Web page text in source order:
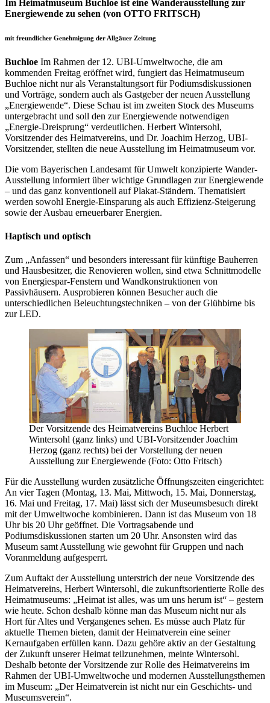
Im Heimatmuseum Buchloe ist eine Wanderausstellung zur
Energiewende zu sehen (von OTTO FRITSCH)
mit freundlicher Genehmigung der Allgäuer Zeitung
Buchloe Im Rahmen der 12. UBI-Umweltwoche, die am
kommenden Freitag eröffnet wird, fungiert das Heimatmuseum
Buchloe nicht nur als Veranstaltungsort für Podiumsdiskussionen
und Vorträge, sondern auch als Gastgeber der neuen Ausstellung
„Energiewende“. Diese Schau ist im zweiten Stock des Museums
untergebracht und soll den zur Energiewende notwendigen
„Energie-Dreisprung“ verdeutlichen. Herbert Wintersohl,
Vorsitzender des Heimatvereins, und Dr. Joachim Herzog, UBI-
Vorsitzender, stellten die neue Ausstellung im Heimatmuseum vor.
Die vom Bayerischen Landesamt für Umwelt konzipierte Wander-
Ausstellung informiert über wichtige Grundlagen zur Energiewende
– und das ganz konventionell auf Plakat-Ständern. Thematisiert
werden sowohl Energie-Einsparung als auch Effizienz-Steigerung
sowie der Ausbau erneuerbarer Energien.
Haptisch und optisch
Zum „Anfassen“ und besonders interessant für künftige Bauherren
und Hausbesitzer, die Renovieren wollen, sind etwa Schnittmodelle
von Energiespar-Fenstern und Wandkonstruktionen von
Passivhäusern. Ausprobieren können Besucher auch die
unterschiedlichen Beleuchtungstechniken – von der Glühbirne bis
zur LED.
Der Vorsitzende des Heimatvereins Buchloe Herbert
Wintersohl (ganz links) und UBI-Vorsitzender Joachim
Herzog (ganz rechts) bei der Vorstellung der neuen
Ausstellung zur Energiewende (Foto: Otto Fritsch)
Für die Ausstellung wurden zusätzliche Öffnungszeiten eingerichtet:
An vier Tagen (Montag, 13. Mai, Mittwoch, 15. Mai, Donnerstag,
16. Mai und Freitag, 17. Mai) lässt sich der Museumsbesuch direkt
mit der Umweltwoche kombinieren. Dann ist das Museum von 18
Uhr bis 20 Uhr geöffnet. Die Vortragsabende und
Podiumsdiskussionen starten um 20 Uhr. Ansonsten wird das
Museum samt Ausstellung wie gewohnt für Gruppen und nach
Voranmeldung aufgesperrt.
Zum Auftakt der Ausstellung unterstrich der neue Vorsitzende des
Heimatvereins, Herbert Wintersohl, die zukunftsorientierte Rolle des
Heimatmuseums: „Heimat ist alles, was um uns herum ist“ – gestern
wie heute. Schon deshalb könne man das Museum nicht nur als
Hort für Altes und Vergangenes sehen. Es müsse auch Platz für
aktuelle Themen bieten, damit der Heimatverein eine seiner
Kernaufgaben erfüllen kann. Dazu gehöre aktiv an der Gestaltung
der Zukunft unserer Heimat teilzunehmen, meinte Wintersohl.
Deshalb betonte der Vorsitzende zur Rolle des Heimatvereins im
Rahmen der UBI-Umweltwoche und modernen Ausstellungsthemen
im Museum: „Der Heimatverein ist nicht nur ein Geschichts- und
Museumsverein“.